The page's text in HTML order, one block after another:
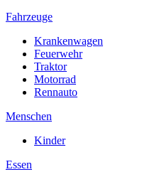
Fahrzeuge
Krankenwagen
Feuerwehr
Traktor
Motorrad
Rennauto
Menschen
Kinder
Essen